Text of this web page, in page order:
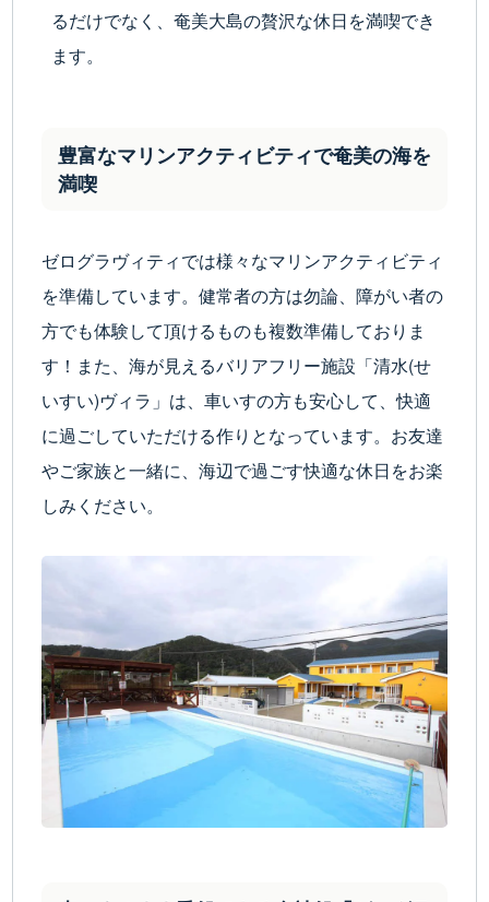
るだけでなく、奄美大島の贅沢な休日を満喫でき
ます。
豊富なマリンアクティビティで奄美の海を
満喫
ゼログラヴィティでは様々なマリンアクティビティ
を準備しています。健常者の方は勿論、障がい者の
方でも体験して頂けるものも複数準備しておりま
す！また、海が見えるバリアフリー施設「清水(せ
いすい)ヴィラ」は、車いすの方も安心して、快適
に過ごしていただける作りとなっています。お友達
やご家族と一緒に、海辺で過ごす快適な休日をお楽
しみください。